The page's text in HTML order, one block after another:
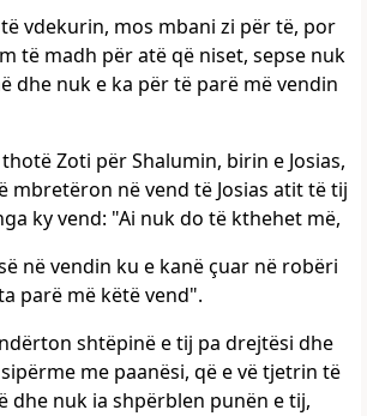
vdekurin, mos mbani zi për të, por
të madh për atë që niset, sepse nuk
dhe nuk e ka për të parë më vendin
Zoti për Shalumin, birin e Josias,
mbretëron në vend të Josias atit të tij
ky vend: "Ai nuk do të kthehet më,
në vendin ku e kanë çuar në robëri
parë më këtë vend".
shtëpinë e tij pa drejtësi dhe
me paanësi, që e vë tjetrin të
dhe nuk ia shpërblen punën e tij,